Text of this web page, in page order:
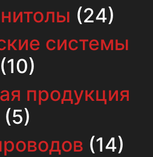
(24)
системы
(10)
продукция
(5)
(14)